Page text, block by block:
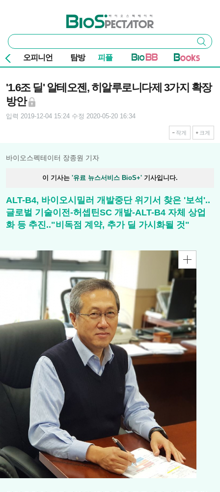
바이오스펙테이터
통
합
검
색
검색
오피니언 탐방 피플
'1.6조 딜' 알테오젠, 히알루로니다제 3가지 확장
방안
입력 2019-12-04 15:24 수정 2020-05-20 16:34
작게 크게
바이오스펙테이터 장종원 기자
이 기사는 '유료 뉴스서비스 BioS+' 기사입니다.
ALT-B4, 바이오시밀러 개발중단 위기서 찾은 '보석'..
글로벌 기술이전-허셉틴SC 개발-ALT-B4 자체 상업
화 등 추진.."비독점 계약, 추가 딜 가시화될 것"